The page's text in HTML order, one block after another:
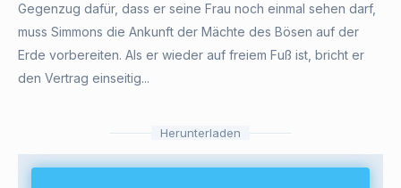
Gegenzug dafür, dass er seine Frau noch einmal sehen darf,
muss Simmons die Ankunft der Mächte des Bösen auf der
Erde vorbereiten. Als er wieder auf freiem Fuß ist, bricht er
den Vertrag einseitig...
Herunterladen